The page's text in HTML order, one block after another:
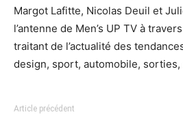
Margot Lafitte, Nicolas Deuil et
l’antenne de Men’s UP TV à
traitant de l’actualité des
design, sport, automobile,
Article précédent